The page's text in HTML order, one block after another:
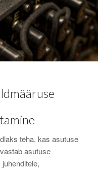
teha, kas asutuse
asutuse